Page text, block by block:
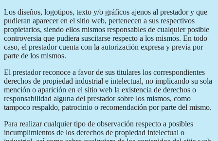
Los diseños, logotipos, texto y/o gráficos ajenos al prestador y que
pudieran aparecer en el sitio web, pertenecen a sus respectivos
propietarios, siendo ellos mismos responsables de cualquier posible
controversia que pudiera suscitarse respecto a los mismos. En todo
caso, el prestador cuenta con la autorización expresa y previa por
parte de los mismos.
El prestador reconoce a favor de sus titulares los correspondientes
derechos de propiedad industrial e intelectual, no implicando su sola
mención o aparición en el sitio web la existencia de derechos o
responsabilidad alguna del prestador sobre los mismos, como
tampoco respaldo, patrocinio o recomendación por parte del mismo.
Para realizar cualquier tipo de observación respecto a posibles
incumplimientos de los derechos de propiedad intelectual o